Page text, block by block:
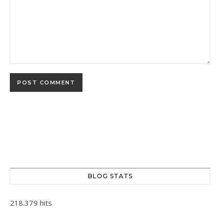
BLOG STATS
218.379 hits